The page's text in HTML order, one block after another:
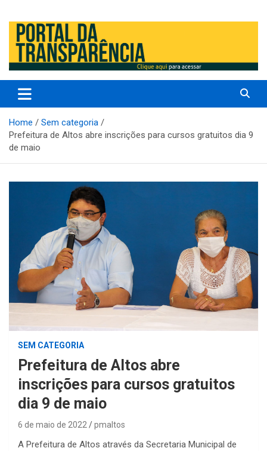
Prefeitura Municipal de Altos /
PI
Home
Sem categoria
Prefeitura de Altos abre inscrições para cursos gratuitos dia 9
de maio
SEM CATEGORIA
Prefeitura de Altos abre
inscrições para cursos gratuitos
dia 9 de maio
6 de maio de 2022 pmaltos
A Prefeitura de Altos através da Secretaria Municipal de